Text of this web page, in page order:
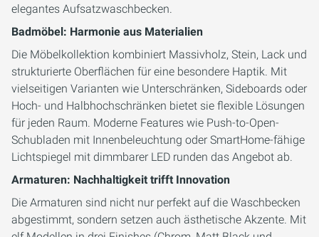
elegantes Aufsatzwaschbecken.
Badmöbel: Harmonie aus Materialien
Die Möbelkollektion kombiniert Massivholz, Stein, Lack und
strukturierte Oberflächen für eine besondere Haptik. Mit
vielseitigen Varianten wie Unterschränken, Sideboards oder
Hoch- und Halbhochschränken bietet sie flexible Lösungen
für jeden Raum. Moderne Features wie Push-to-Open-
Schubladen mit Innenbeleuchtung oder SmartHome-fähige
Lichtspiegel mit dimmbarer LED runden das Angebot ab.
Armaturen: Nachhaltigkeit trifft Innovation
Die Armaturen sind nicht nur perfekt auf die Waschbecken
abgestimmt, sondern setzen auch ästhetische Akzente. Mit